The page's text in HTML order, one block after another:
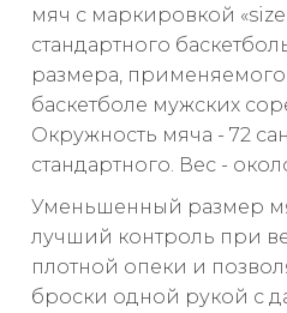
мяч с маркировкой
стандартного
размера, применяемого
баскетболе мужских
Окружность мяча - 72
стандартного. Вес -
Уменьшенный размер
лучший контроль при
плотной опеки и
броски одной рукой с